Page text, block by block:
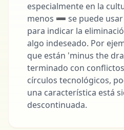
especialmente en la
menos ➖ se puede
para indicar la
algo indeseado. Por
que están 'minus the
terminado con
círculos tecnológicos,
una característica está
descontinuada.